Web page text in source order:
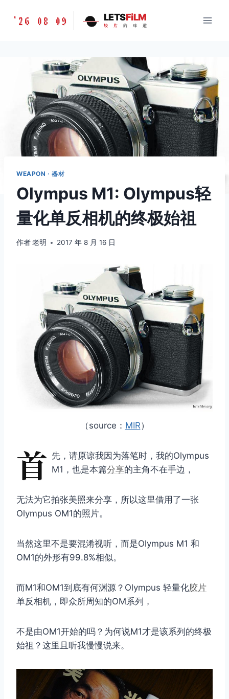
胶
'26 08 09 LETSFiLM
胶 片 的 味 道
WEAPON · 器材
Olympus M1: Olympus轻
量化单反相机的终极始祖
作者老明 2017 年 8 月 16 日
（source： MIR）
首 先，请原谅我因为落笔时，我的Olympus
M1，也是本篇分享的主角不在手边，
无法为它拍张美照来分享，所以这里借用了一张
Olympus OM1的照片。
当然这里不是要混淆视听，而是Olympus M1 和
OM1的外形有99.8%相似。
而M1和OM1到底有何渊源？Olympus 轻量化胶片
单反相机，即众所周知的OM系列，
不是由OM1开始的吗？为何说M1才是该系列的终极
始祖？这里且听我慢慢说来。